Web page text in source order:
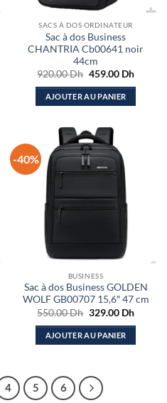
SACS À DOS ORDINATEUR
Sac à dos Business
CHANTRIA Cb00641 noir
44cm
920.00Dh Le
initial
était :
459.00 DhLe
actuel
AJOUTER AU PANIER
-40%
BUSINESS
Sac à dos Business GOLDEN
WOLF GB00707 15,6″ 47 cm
550.00Dh Le
initial
était :
329.00 DhLe
actuel
AJOUTER AU PANIER
4 5 6